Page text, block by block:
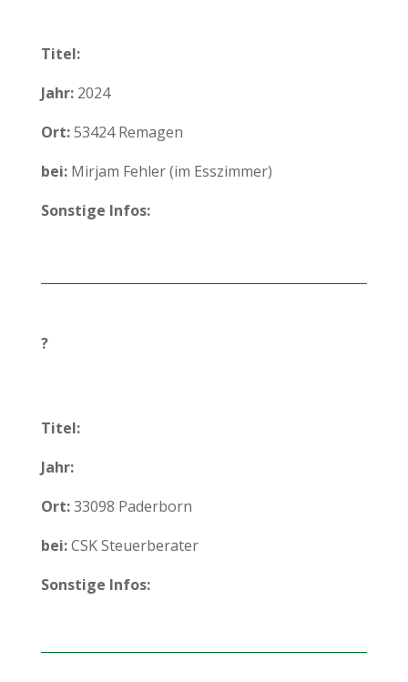
Titel:
Jahr: 2024
Ort:53424 Remagen
bei: Mirjam Fehler (im Esszimmer)
Sonstige Infos:
?
Titel:
Jahr:
Ort:33098 Paderborn
bei:CSK Steuerberater
Sonstige Infos: